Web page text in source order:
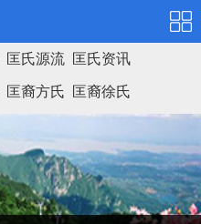
匡氏源流 匡氏资讯
匡裔方氏 匡裔徐氏